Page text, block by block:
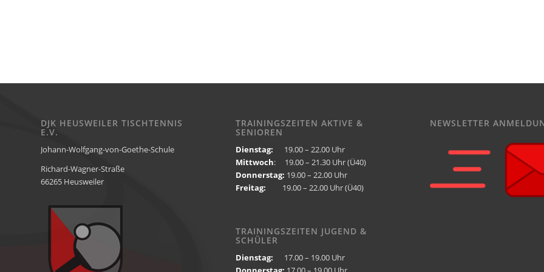
DJK HEUSWEILER TISCHTENNIS
E.V.
Johann-Wolfgang-von-Goethe-Schule
Richard-Wagner-Straße
66265 Heusweiler
TRAININGSZEITEN AKTIVE &
SENIOREN
Dienstag: 19.00 – 22.00 Uhr
Mittwoch: 19.00 – 21.30 Uhr (Ü40)
Donnerstag: 19.00 – 22.00 Uhr
Freitag: 19.00 – 22.00 Uhr (Ü40)
TRAININGSZEITEN JUGEND &
SCHÜLER
Dienstag: 17.00 – 19.00 Uhr
NEWSLETTER